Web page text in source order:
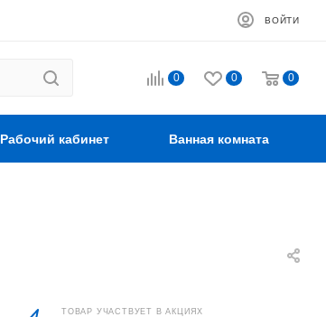
ВОЙТИ
0 0 0
Рабочий кабинет Ванная комната
ТОВАР УЧАСТВУЕТ В АКЦИЯХ